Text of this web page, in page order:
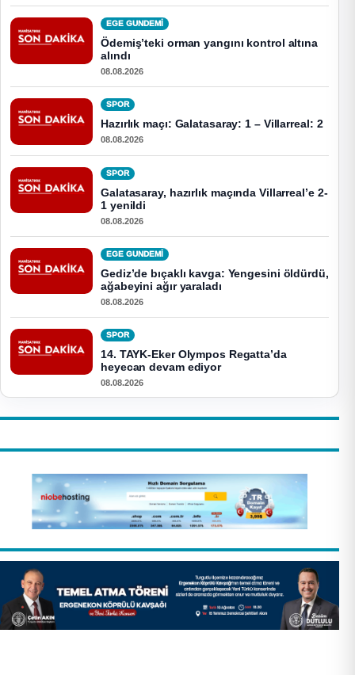
EGE GUNDEMİ
Ödemiş’teki orman yangını kontrol altına
alındı
08.08.2026
SPOR
Hazırlık maçı: Galatasaray: 1 – Villarreal: 2
08.08.2026
SPOR
Galatasaray, hazırlık maçında Villarreal’e 2-
1 yenildi
08.08.2026
EGE GUNDEMİ
Gediz’de bıçaklı kavga: Yengesini öldürdü,
ağabeyini ağır yaraladı
08.08.2026
SPOR
14. TAYK-Eker Olympos Regatta’da
heyecan devam ediyor
08.08.2026